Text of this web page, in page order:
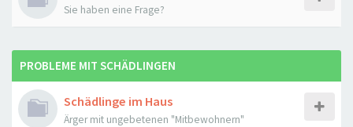
Sie haben eine Frage?
PROBLEME MIT SCHÄDLINGEN
Schädlinge im Haus
Ärger mit ungebetenen "Mitbewohnern"